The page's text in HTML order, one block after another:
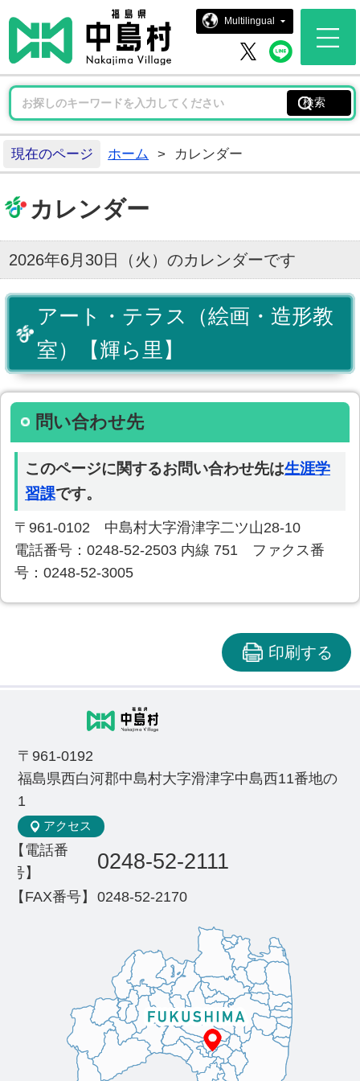
中島村ホ
Multilingual
中島村 X中島
現在のページ ホーム > カレンダー
カレンダー
2026年6月30日（火）のカレンダーです
アート・テラス（絵画・造形教
室）【輝ら里】
問い合わせ先
このページに関するお問い合わせ先は生涯学
習課です。
〒961-0102 中島村大字滑津字二ツ山28-10
電話番号：0248-52-2503 内線 751 ファクス番
号：0248-52-3005
印刷する
〒961-0192
福島県西白河郡中島村大字滑津字中島西11番地の
1
アクセス
【電話番
号】
0248-52-2111
【FAX番号】 0248-52-2170